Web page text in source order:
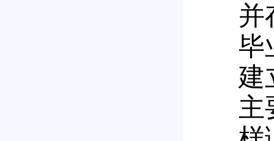
并
毕
建
主